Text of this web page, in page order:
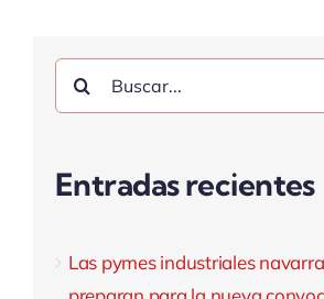
Buscar:
Entradas recientes
Las pymes industriales